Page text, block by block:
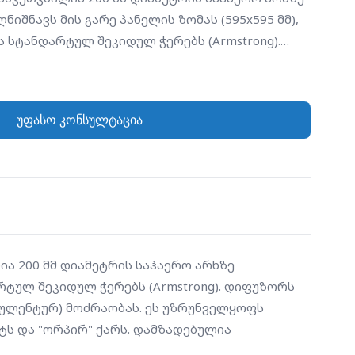
მის გარე პანელის ზომას (595x595 მმ),
შეკიდულ ჭერებს (Armstrong).
მიწოდებული ჰაერის მყისიერ შერევას
ტემპერატურულ დისკომფორტს და
უფასო კონსულტაცია
200 მმ დიამეტრის საჰაერო არხზე
შეკიდულ ჭერებს (Armstrong). დიფუზორს
მოძრაობას. ეს უზრუნველყოფს
და "ორპირ" ქარს. დამზადებულია